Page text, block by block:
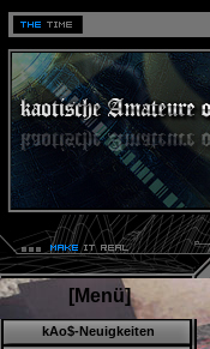
[Menü]
kAo$-Neuigkeiten